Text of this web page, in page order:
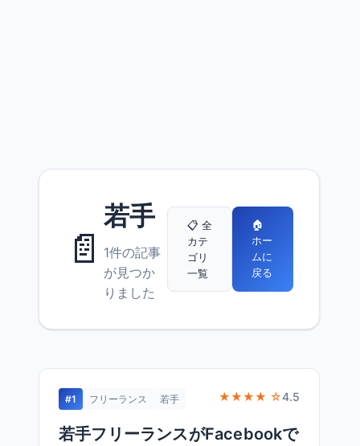
📄
若手
1件の記事
が見つか
りました
📋 全
カテ
ゴリ
一覧
🏠
ホー
ムに
戻る
#1 フリーランス 若手 ★★★★ ☆4.5
若手フリーランスがFacebookで